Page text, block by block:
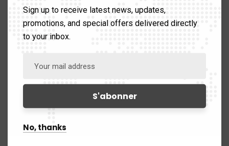
scientifique du dP-ASAP 23 au 25
septembre 2025
Atelier d'écriture scientifique le 26 mars
Sign up to receive latest news, updates,
promotions, and special offers delivered directly
to your inbox.
No, thanks